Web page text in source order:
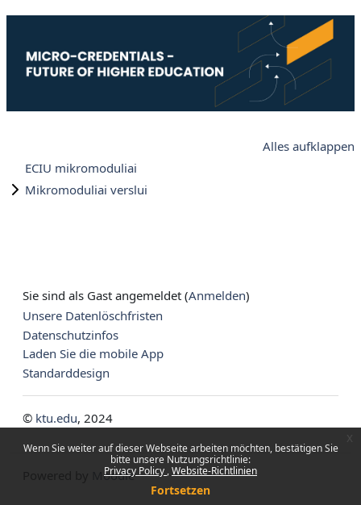
Wenn Sie weiter auf dieser Webseite arbeiten möchten, bestätigen Sie
bitte unsere Nutzungsrichtlinie:
Privacy Policy Website-Richtlinien
Fortsetzen
Alles aufklappen
ECIU mikromoduliai
Mikromoduliai verslui
Sie sind als Gast angemeldet (Anmelden)
Unsere Datenlöschfristen
Datenschutzinfos
Laden Sie die mobile App
Standarddesign
© ktu.edu, 2024
Moodle